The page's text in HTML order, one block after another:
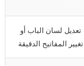
تعديل لسان الباب أو
تغيير المفاتيح الدقيقة